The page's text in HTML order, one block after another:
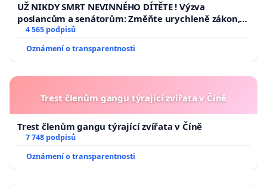
UŽ NIKDY SMRT NEVINNÉHO DÍTĚTE ! Výzva
poslancům a senátorům: Změňte urychleně zákon,
aby se tragédie malé Viktorky už nemohla opakovat!
4 565 podpisů
Oznámení o transparentnosti
Trest členům gangu týrající zvířata v Číně
Trest členům gangu týrající zvířata v Číně
7 748 podpisů
Oznámení o transparentnosti